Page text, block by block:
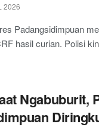
2026
Padangsidimpuan
hasil curian. Polisi
Ngabuburit,